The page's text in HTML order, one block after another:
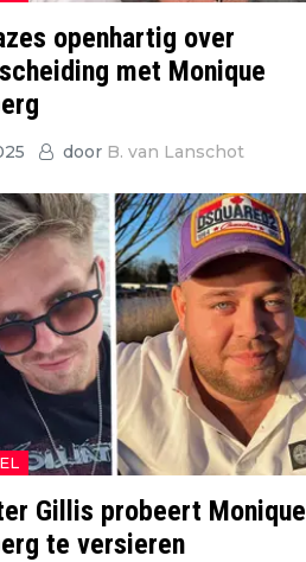
openhartig over
met Monique
door B. van Lanschot
Gillis probeert Monique
te versieren